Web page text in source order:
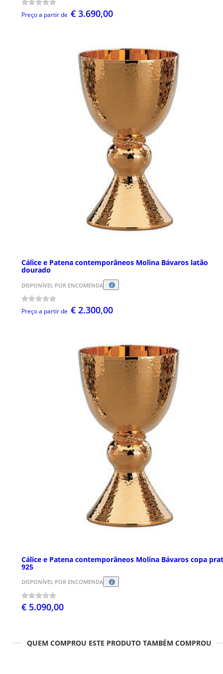
Preço a partir de € 3.690,00
Cálice e Patena contemporâneos Molina Bávaros latão
dourado
DISPONÍVEL POR ENCOMENDA
Preço a partir de € 2.300,00
Cálice e Patena contemporâneos Molina Bávaros copa
925
DISPONÍVEL POR ENCOMENDA
€ 5.090,00
QUEM COMPROU ESTE PRODUTO TAMBÉM COMPROU